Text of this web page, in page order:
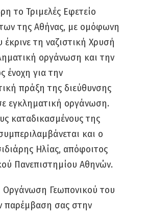
το Τριμελές Εφετείο
της Αθήνας, με ομόφωνη
τη ναζιστική Χρυσή
οργάνωση και την
ένοχη για την
πράξη της διεύθυνσης
εγκληματική οργάνωση.
καταδικασμένους της
και ο
Ηλίας, απόφοιτος
Πανεπιστημίου Αθηνών.
Οργάνωση Γεωπονικού του
παρέμβαση σας στην